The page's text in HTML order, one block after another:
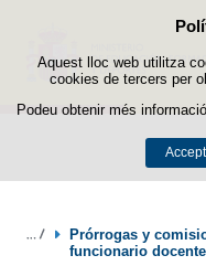
Aquest lloc web utilitza
cookies de tercers per
Podeu obtenir més
Prórrogas y
funcionario